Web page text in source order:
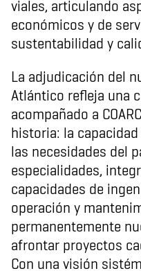
viales, articulando
económicos y de
sustentabilidad y
La adjudicación del
Atlántico refleja una
acompañado a
historia: la
las necesidades del
especialidades,
capacidades de
operación y
permanentemente
afrontar proyectos
Con una visión